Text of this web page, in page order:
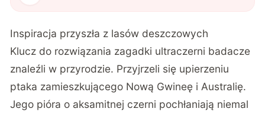
Inspiracja przyszła z lasów deszczowych
Klucz do rozwiązania zagadki ultraczerni badacze
znaleźli w przyrodzie. Przyjrzeli się upierzeniu
ptaka zamieszkującego Nową Gwineę i Australię.
Jego pióra o aksamitnej czerni pochłaniają niemal